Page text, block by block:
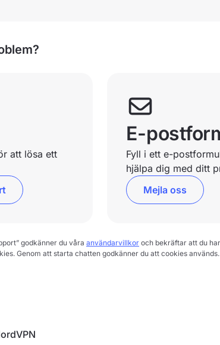
att lösa ett
E-
Fyll i ett e-
hjälpa dig med ditt
Mejla oss
godkänner du våra användarvillkor och bekräftar att du
Genom att starta chatten godkänner du att cookies